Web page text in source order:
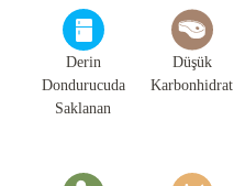
Derin
Dondurucuda
Saklanan
Düşük
Karbonhidrat